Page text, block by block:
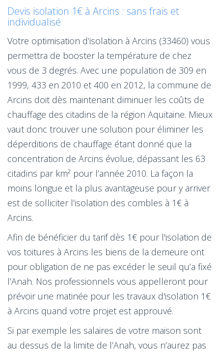
Devis isolation 1€ à Arcins : sans frais et
individualisé
Votre optimisation d’isolation à Arcins (33460) vous
permettra de booster la température de chez
vous de 3 degrés. Avec une population de 309 en
1999, 433 en 2010 et 400 en 2012, la commune de
Arcins doit dès maintenant diminuer les coûts de
chauffage des citadins de la région Aquitaine. Mieux
vaut donc trouver une solution pour éliminer les
déperditions de chauffage étant donné que la
concentration de Arcins évolue, dépassant les 63
citadins par km² pour l’année 2010. La façon la
moins longue et la plus avantageuse pour y arriver
est de solliciter l’isolation des combles à 1€ à
Arcins.
Afin de bénéficier du tarif dès 1€ pour l'isolation de
vos toitures à Arcins les biens de la demeure ont
pour obligation de ne pas excéder le seuil qu’a fixé
l’Anah. Nos professionnels vous appelleront pour
prévoir une matinée pour les travaux d'isolation 1€
à Arcins quand votre projet est approuvé.
Si par exemple les salaires de votre maison sont
au dessus de la limite de l’Anah, vous n’aurez pas